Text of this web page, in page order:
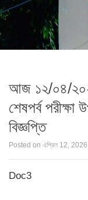
আজ ১২/০৪/
শেষপর্ব
বিজ্ঞপ্তি
Posted on এপ্রিল 12, 2026
Doc3